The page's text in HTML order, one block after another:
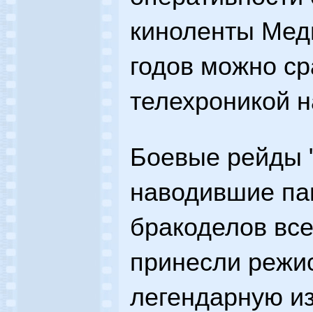
киноленты
годов можно
телехроникой
Боевые рейды
наводившие
бракоделов
принесли
легендарную